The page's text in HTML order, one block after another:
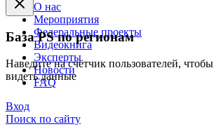
База PS по регионам
Наведите на счётчик пользователей, чтобы
видеть данные
О нас
Mероприятия
Федеральные проекты
Видеокнига
Эксперты
Новости
FAQ
Вход
Поиск по сайту